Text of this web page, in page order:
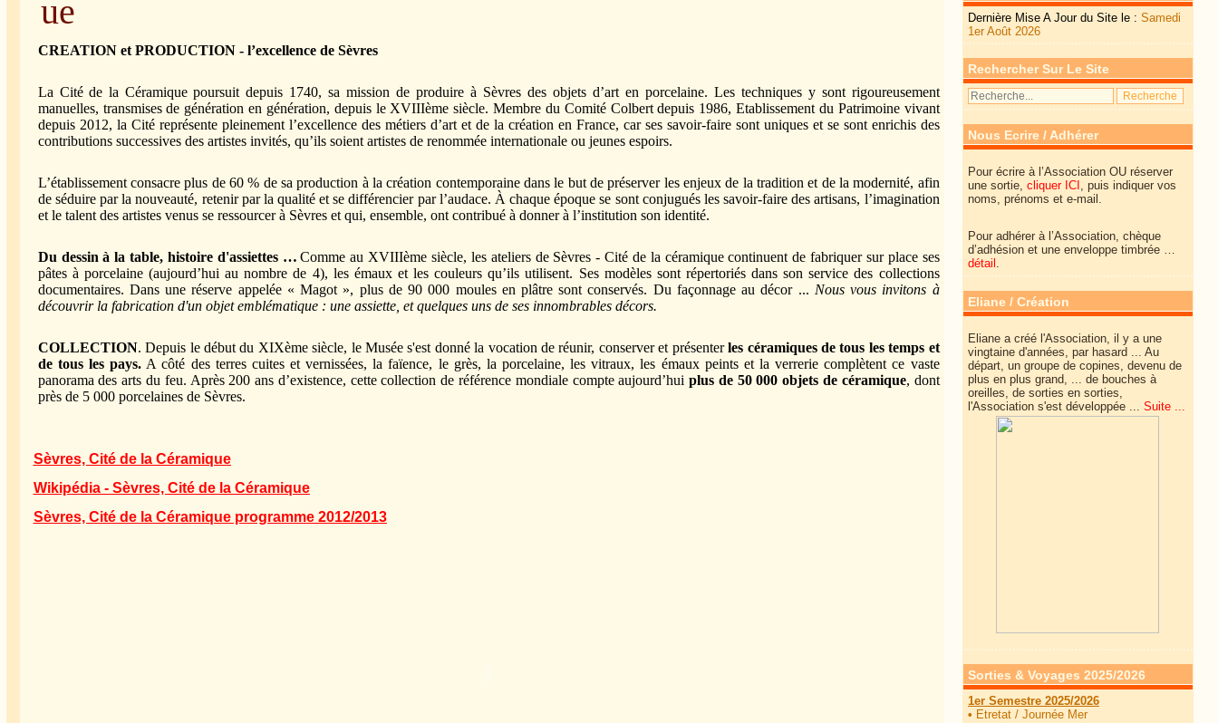
CREATION et PRODUCTION - l’excellence de Sèvres
La Cité de la Céramique poursuit depuis 1740, sa mission de produire à Sèvres des objets d’art en porcelaine. Les techniques y sont rigoureusement
manuelles, transmises de génération en génération, depuis le XVIIIème siècle. Membre du Comité Colbert depuis 1986, Etablissement du Patrimoine vivant
depuis 2012, la Cité représente pleinement l’excellence des métiers d’art et de la création en France, car ses savoir-faire sont uniques et se sont enrichis des
contributions successives des artistes invités, qu’ils soient artistes de renommée internationale ou jeunes espoirs.
L’établissement consacre plus de 60 % de sa production à la création contemporaine dans le but de préserver les enjeux de la tradition et de la modernité, afin
de séduire par la nouveauté, retenir par la qualité et se différencier par l’audace. À chaque époque se sont conjugués les savoir-faire des artisans, l’imagination
et le talent des artistes venus se ressourcer à Sèvres et qui, ensemble, ont contribué à donner à l’institution son identité.
Du dessin à la table, histoire d'assiettes … Comme au XVIIIème siècle, les ateliers de Sèvres - Cité de la céramique continuent de fabriquer sur place ses
pâtes à porcelaine (aujourd’hui au nombre de 4), les émaux et les couleurs qu’ils utilisent. Ses modèles sont répertoriés dans son service des collections
documentaires. Dans une réserve appelée « Magot », plus de 90 000 moules en plâtre sont conservés. Du façonnage au décor ... Nous vous invitons à
découvrir la fabrication d'un objet emblématique : une assiette, et quelques uns de ses innombrables décors.
COLLECTION. Depuis le début du XIXème siècle, le Musée s'est donné la vocation de réunir, conserver et présenterles céramiques de tous les temps et
de tous les pays. A côté des terres cuites et vernissées, la faïence, le grès, la porcelaine, les vitraux, les émaux peints et la verrerie complètent ce vaste
panorama des arts du feu. Après 200 ans d’existence, cette collection de référence mondiale compte aujourd’huiplus de 50 000 objets de céramique, dont
près de 5 000 porcelaines de Sèvres.
Sèvres, Cité de la Céramique
Wikipédia - Sèvres, Cité de la Céramique
Sèvres, Cité de la Céramique programme 2012/2013
Dernière Mise A Jour du Site le :Samedi
1er Août 2026
Rechercher Sur Le Site
Nous Ecrire / Adhérer
Pour écrire à l’Association OU réserver
une sortie,cliquer ICI , puis indiquer vos
noms, prénoms et e-mail.
Pour adhérer à l’Association, chèque
d’adhésion et une enveloppe timbrée …
détail .
Eliane / Création
Eliane a créé l'Association, il y a une
vingtaine d'années, par hasard ... Au
départ, un groupe de copines, devenu de
plus en plus grand, ... de bouches à
oreilles, de sorties en sorties,
l'Association s'est développée ...Suite ...
Sorties & Voyages 2025/2026
1er Semestre 2025/2026
• Etretat / Journée Mer